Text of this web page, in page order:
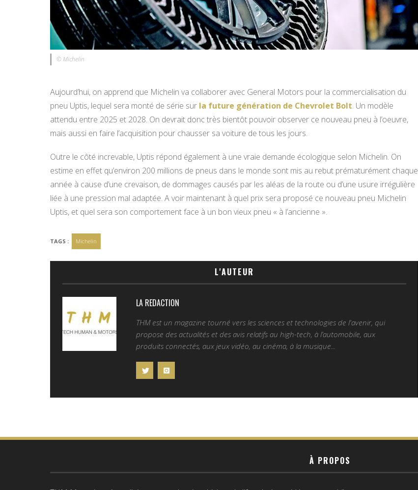
© Michelin
Aujourd’hui, on apprend que Michelin va collaborer avec General Motors pour la commercialisation du
pneu Uptis, lequel sera monté de série sur la future génération de Chevrolet Bolt. Un modèle
attendu entre 2025 et 2028. On devrait donc très bientôt pouvoir observer ce nouveau pneu à l’oeuvre,
mais aussi en faire l’acquisition pour chausser sa voiture de tous les jours.
Outre le côté increvable, Uptis répond également à une vraie demande écologique selon Michelin. On
estime en effet qu’environ 200 millions de pneus dans le monde sont mis au rebut prématurément chaque
année à cause d’une crevaison, de dommages causés par les aléas de la route ou d’une usure irrégulière
liée à une pression mal adaptée. A voir maintenant à quel prix sera proposé ce nouveau pneu Michelin
Uptis, et quel sera son comportement face à un bon vieux pneu « à l’ancienne ».
TAGS : Michelin
L'AUTEUR
LA REDACTION
THM est un magazine tourné vers les sciences et technologies de l'avenir, qui
propose des actualités et des avis relatifs au high-tech, à l’automobile, aux
produits connectés, aux jeux vidéo, au cinéma, à la musique...
À PROPOS